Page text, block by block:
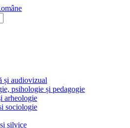
și audiovizual
psihologie și pedagogie
arheologie
sociologie
silvice